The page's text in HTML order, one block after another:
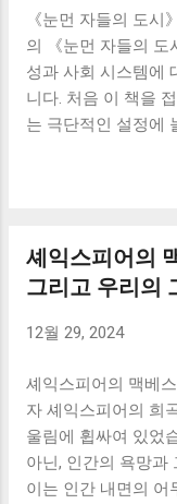
고 싶은 순간들이
준히 노력해야 한다
가 올리버와 함께 런
도 했습니다. 그의
이었습니다. 소설 속
범죄 조직의 추악
다는 것을 알게 되었
같은 탐욕스러운 마
을 살아가야겠다는
《눈먼 자들의 도시
의 《눈먼 자들의 도
성과 사회 시스템에
니다. 처음 이 책을
는 극단적인 설정에
거울이라는 것을
라하게 드러났습니
을 느꼈습니다. 마치
견했습니다. 이 책에
내로서 그녀는 혼란
들을 돕습니다. 자신
도덕적 책임감을 잊
하려고 노력합니다.
기 빛과 같았습니다.
셰익스피어의
그리고 우리의
12월 29, 2024
셰익스피어의 맥베
자 셰익스피어의 희
울림에 휩싸여 있었
아닌, 인간의 욕망과
이는 인간 내면의 어